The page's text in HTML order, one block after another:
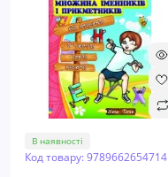
В наявності
Код товару: 9789662654714